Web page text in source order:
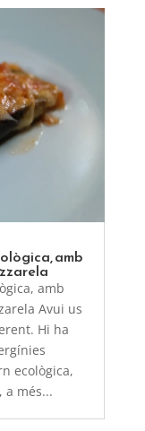
amb
amb
Avui us
Hi ha
ecològica,
a més...